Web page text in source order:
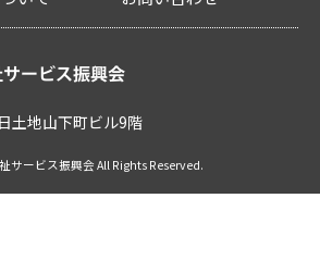
土地山下町ビル9階
サービス振興会 All Rights Reserved.